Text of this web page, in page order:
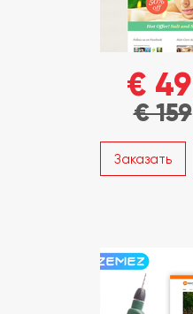
€ 49
€ 159
Заказать